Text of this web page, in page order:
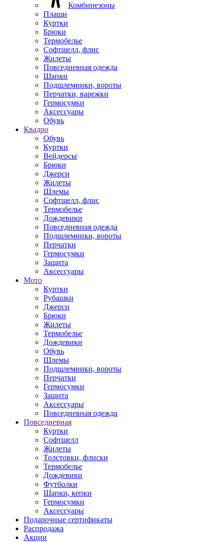
Комбинезоны
Плащи
Куртки
Брюки
Термобелье
Софтшелл, флис
Жилеты
Повседневная одежда
Шапки
Подшлемники, вороты
Перчатки, варежки
Гермосумки
Аксессуары
Обувь
Квадро
Обувь
Куртки
Вейдерсы
Брюки
Джерси
Жилеты
Шлемы
Софтшелл, флис
Термобелье
Дождевики
Повседневная одежда
Подшлемники, вороты
Перчатки
Гермосумки
Защита
Аксессуары
Мото
Куртки
Рубашки
Джерси
Брюки
Жилеты
Термобелье
Дождевики
Обувь
Шлемы
Подшлемники, вороты
Перчатки
Гермосумки
Защита
Аксессуары
Повседневная одежда
Повседневная
Куртки
Софтшелл
Жилеты
Толстовки, флиски
Термобелье
Дождевики
Футболки
Шапки, кепки
Гермосумки
Аксессуары
Подарочные сертификаты
Распродажа
Акции